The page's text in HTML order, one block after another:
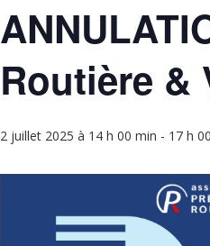
Routière &
2 juillet 2025 à 14 h 00 min - 17 h